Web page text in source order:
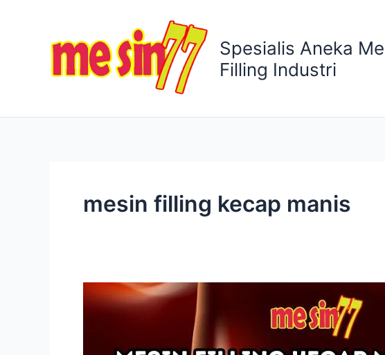
Spesialis Aneka
Filling Industri
mesin filling kecap manis